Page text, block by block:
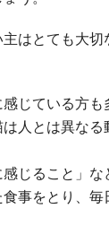
はとても大切
じている方
人とは異な
じること」な
事をとり、毎